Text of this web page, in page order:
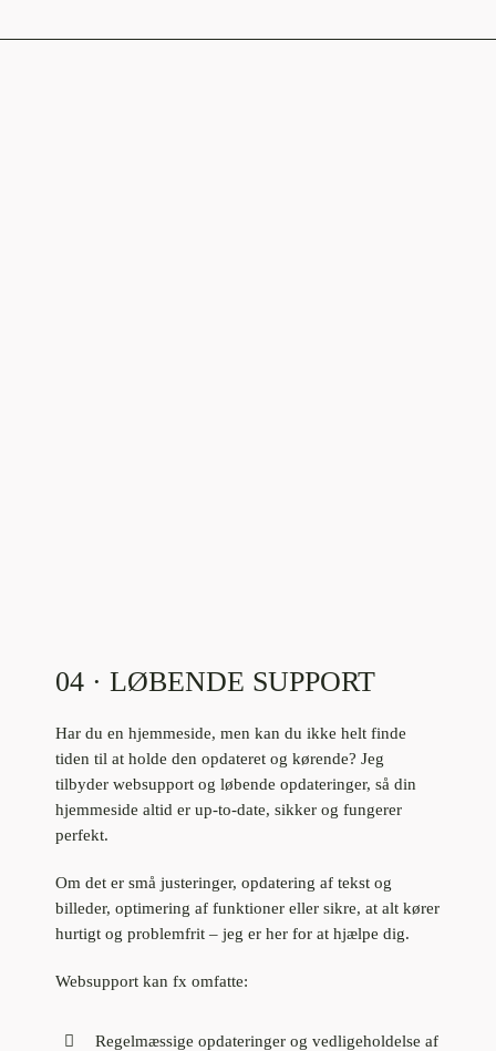
04 · LØBENDE SUPPORT
Har du en hjemmeside, men kan du ikke helt finde
tiden til at holde den opdateret og kørende? Jeg
tilbyder websupport og løbende opdateringer, så din
hjemmeside altid er up-to-date, sikker og fungerer
perfekt.
Om det er små justeringer, opdatering af tekst og
billeder, optimering af funktioner eller sikre, at alt kører
hurtigt og problemfrit – jeg er her for at hjælpe dig.
Websupport kan fx omfatte:
Regelmæssige opdateringer og vedligeholdelse af